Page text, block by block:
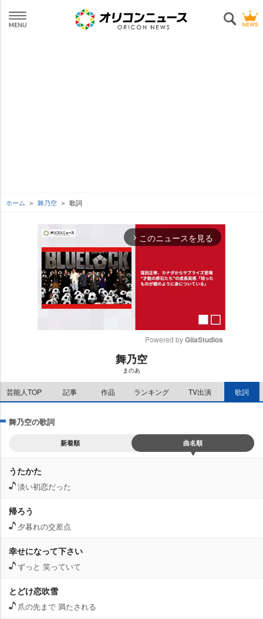
ホーム 舞乃空 歌詞
arrow_forward_ios このニュースを見る
Powered by GliaStudios
舞乃空
まのあ
芸能人TOP 記事 作品 ランキング TV出演 歌詞
舞乃空の歌詞
新着順 曲名順
うたかた
淡い初恋だった
帰ろう
夕暮れの交差点
幸せになって下さい
ずっと 笑っていて
とどけ恋吹雪
爪の先まで 満たされる